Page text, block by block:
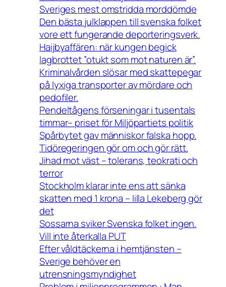
Sveriges mest omstridda morddömde
Den bästa julklappen till svenska folket
vore ett fungerande deporteringsverk.
Haijbyaffären: när kungen begick
lagbrottet ”otukt som mot naturen är”.
Kriminalvården slösar med skattepegar
på lyxiga transporter av mördare och
pedofiler.
Pendeltågens förseningar i tusentals
timmar– priset för Miljöpartiets politik
Spårbytet gav människor falska hopp.
Tidöregeringen gör om och gör rätt.
Jihad mot väst – tolerans, teokrati och
terror
Stockholm klarar inte ens att sänka
skatten med 1 krona – lilla Lekeberg gör
det
Sossarna sviker Svenska folket ingen.
Vill inte återkalla PUT
Efter våldtäckerna i hemtjänsten –
Sverige behöver en
utrensningsmyndighet